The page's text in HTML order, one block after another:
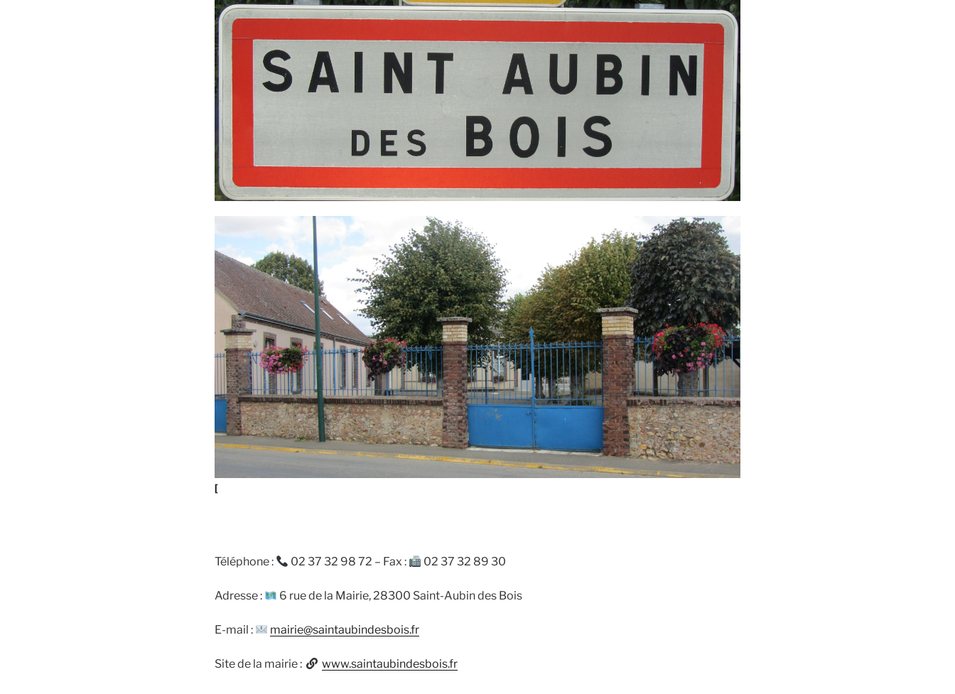
[
Téléphone : 02 37 32 98 72 – Fax : 02 37 32 89 30
Adresse : 6 rue de la Mairie, 28300 Saint-Aubin des Bois
E-mail : mairie@saintaubindesbois.fr
Site de la mairie : www.saintaubindesbois.fr